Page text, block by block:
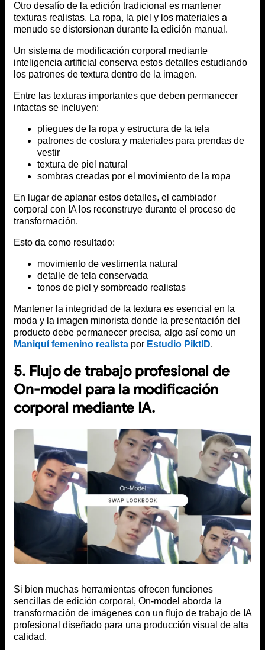
Otro desafío de la edición tradicional es mantener
texturas realistas. La ropa, la piel y los materiales a
menudo se distorsionan durante la edición manual.
Un sistema de modificación corporal mediante
inteligencia artificial conserva estos detalles estudiando
los patrones de textura dentro de la imagen.
Entre las texturas importantes que deben permanecer
intactas se incluyen:
pliegues de la ropa y estructura de la tela
patrones de costura y materiales para prendas de
vestir
textura de piel natural
sombras creadas por el movimiento de la ropa
En lugar de aplanar estos detalles, el cambiador
corporal con IA los reconstruye durante el proceso de
transformación.
Esto da como resultado:
movimiento de vestimenta natural
detalle de tela conservada
tonos de piel y sombreado realistas
Mantener la integridad de la textura es esencial en la
moda y la imagen minorista donde la presentación del
producto debe permanecer precisa, algo así como un
Maniquí femenino realista por Estudio PiktID.
5. Flujo de trabajo profesional de
On-model para la modificación
corporal mediante IA.
Si bien muchas herramientas ofrecen funciones
sencillas de edición corporal, On-model aborda la
transformación de imágenes con un flujo de trabajo de IA
profesional diseñado para una producción visual de alta
calidad.